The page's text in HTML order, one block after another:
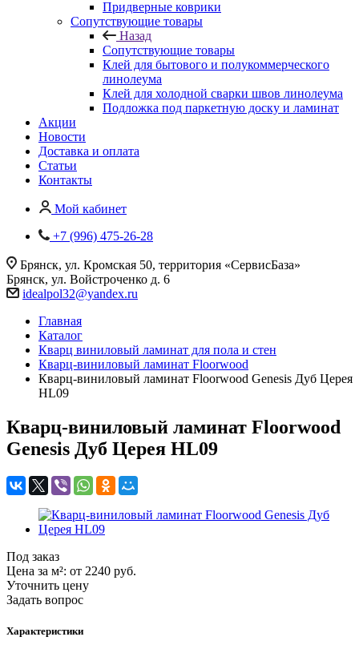
Придверные коврики
Сопутствующие товары
Назад
Сопутствующие товары
Клей для бытового и полукоммерческого
линолеума
Клей для холодной сварки швов линолеума
Подложка под паркетную доску и ламинат
Акции
Новости
Доставка и оплата
Статьи
Контакты
Мой кабинет
+7 (996) 475-26-28
Брянск, ул. Кромская 50, территория «СервисБаза»
Брянск, ул. Войстроченко д. 6
idealpol32@yandex.ru
Главная
Каталог
Кварц виниловый ламинат для пола и стен
Кварц-виниловый ламинат Floorwood
Кварц-виниловый ламинат Floorwood Genesis Дуб Церея
HL09
Кварц-виниловый ламинат Floorwood
Genesis Дуб Церея HL09
Под заказ
Цена за м²: от 2240 руб.
Уточнить цену
Задать вопрос
Характеристики